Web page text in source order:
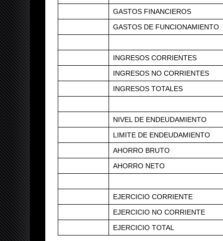
GASTOS FINANCIEROS
GASTOS DE FUNCIONAMIENTO
INGRESOS CORRIENTES
INGRESOS NO CORRIENTES
INGRESOS TOTALES
NIVEL DE ENDEUDAMIENTO
LIMITE DE ENDEUDAMIENTO
AHORRO BRUTO
AHORRO NETO
EJERCICIO CORRIENTE
EJERCICIO NO CORRIENTE
EJERCICIO TOTAL